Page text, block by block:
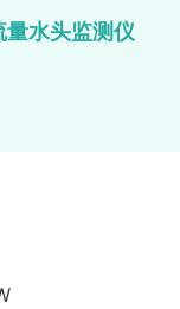
量水头监测仪